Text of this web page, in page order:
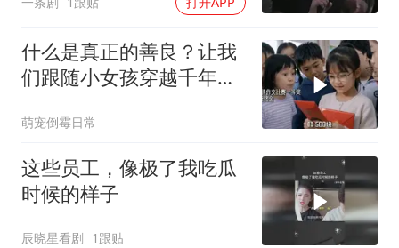
什么是真正的善良？让我
们跟随小女孩穿越千年寻
萌宠倒霉日常
这些员工，像极了我吃瓜
时候的样子
辰晓星看剧 1跟贴